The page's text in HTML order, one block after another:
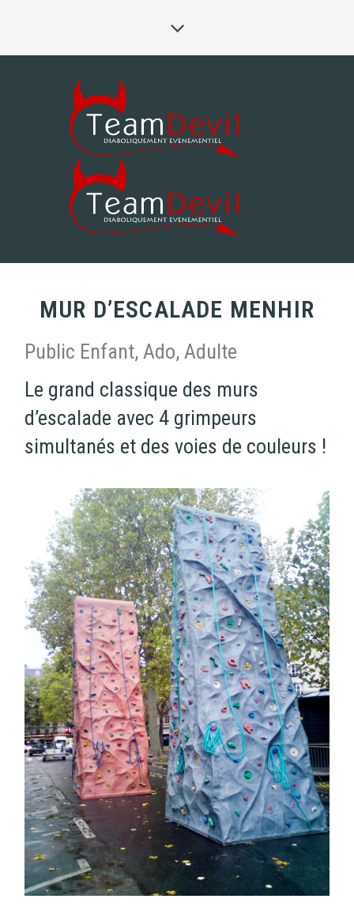
MUR D’ESCALADE MENHIR
Public Enfant, Ado, Adulte
Le grand classique des murs
d’escalade avec 4 grimpeurs
simultanés et des voies de couleurs !